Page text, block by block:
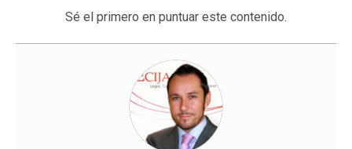
Sé el primero en puntuar este contenido.